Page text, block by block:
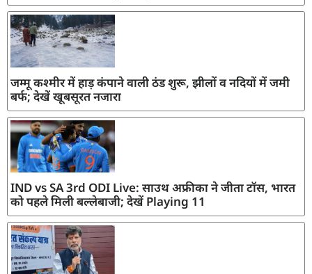
जम्मू कश्मीर में हाड़ कंपाने वाली ठंड शुरू, झीलों व नदियों में जमी
बर्फ; देखें खूबसूरत नजारा
IND vs SA 3rd ODI Live: साउथ अफ्रीका ने जीता टॉस, भारत
को पहले मिली बल्लेबाजी; देखें Playing 11